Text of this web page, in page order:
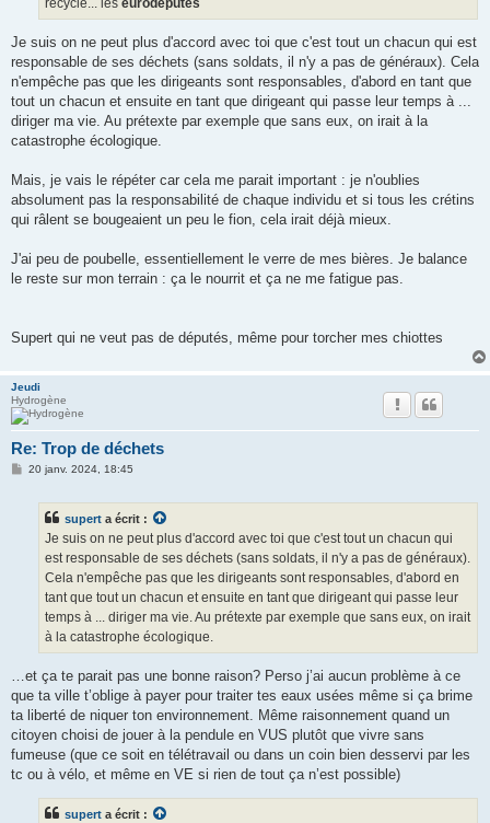
Je suis on ne peut plus d'accord avec toi que c'est tout un chacun qui est
responsable de ses déchets (sans soldats, il n'y a pas de généraux). Cela
n'empêche pas que les dirigeants sont responsables, d'abord en tant que
tout un chacun et ensuite en tant que dirigeant qui passe leur temps à ...
diriger ma vie. Au prétexte par exemple que sans eux, on irait à la
catastrophe écologique.
Mais, je vais le répéter car cela me parait important : je n'oublies
absolument pas la responsabilité de chaque individu et si tous les crétins
qui râlent se bougeaient un peu le fion, cela irait déjà mieux.
J'ai peu de poubelle, essentiellement le verre de mes bières. Je balance
le reste sur mon terrain : ça le nourrit et ça ne me fatigue pas.
Supert qui ne veut pas de députés, même pour torcher mes chiottes
Jeudi
Hydrogène
Re: Trop de déchets
M20 janv. 2024, 18:45
supert a écrit :
Je suis on ne peut plus d'accord avec toi que c'est tout un chacun qui
est responsable de ses déchets (sans soldats, il n'y a pas de généraux).
Cela n'empêche pas que les dirigeants sont responsables, d'abord en
tant que tout un chacun et ensuite en tant que dirigeant qui passe leur
temps à ... diriger ma vie. Au prétexte par exemple que sans eux, on irait
à la catastrophe écologique.
…et ça te parait pas une bonne raison? Perso j’ai aucun problème à ce
que ta ville t’oblige à payer pour traiter tes eaux usées même si ça brime
ta liberté de niquer ton environnement. Même raisonnement quand un
citoyen choisi de jouer à la pendule en VUS plutôt que vivre sans
fumeuse (que ce soit en télétravail ou dans un coin bien desservi par les
tc ou à vélo, et même en VE si rien de tout ça n’est possible)
supert a écrit :